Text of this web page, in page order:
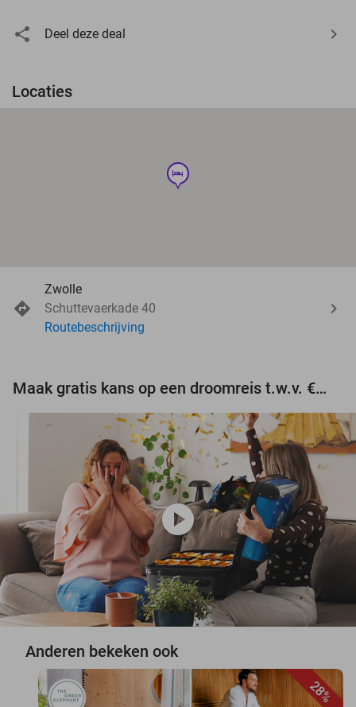
Deel deze deal
Locaties
hotel
Zwolle
Schuttevaerkade 40
Routebeschrijving
Maak gratis kans op een droomreis t.w.v. €3.000!
play_circle
Anderen bekeken ook
28%